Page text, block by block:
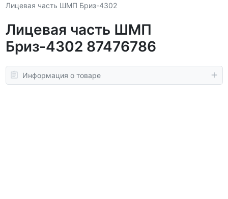
Лицевая часть ШМП Бриз-4302
Лицевая часть ШМП
Бриз-4302 87476786
Информация о товаре